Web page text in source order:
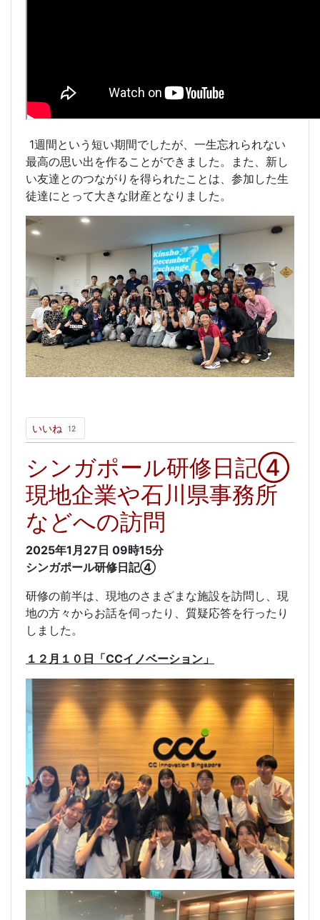
1週間という短い期間でしたが、一生忘れられない
最高の思い出を作ることができました。また、新し
い友達とのつながりを得られたことは、参加した生
徒達にとって大きな財産となりました。
いいね 12
シンガポール研修日記④
現地企業や石川県事務所
などへの訪問
2025年1月27日 09時15分
シンガポール研修日記④
研修の前半は、現地のさまざまな施設を訪問し、現
地の方々からお話を伺ったり、質疑応答を行ったり
しました。
１２月１０日「CCイノベーション」